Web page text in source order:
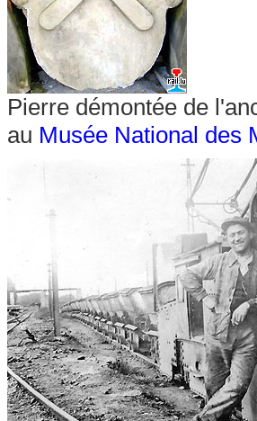
Pierre démontée de
au Musée National des